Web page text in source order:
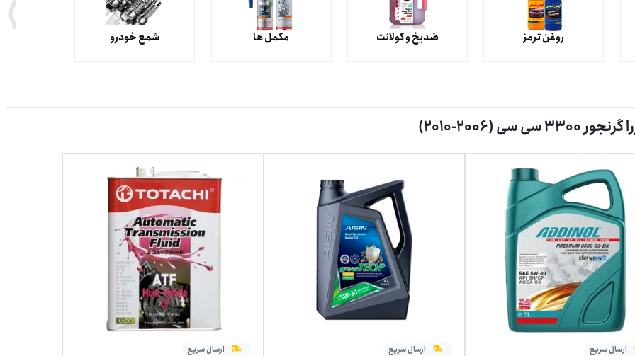
شمع خودرو مکمل ها ضدیخ و کولانت روغن ترمز
سی سی (2006-2010)
ارسال سریع ارسال سریع ارسال سریع